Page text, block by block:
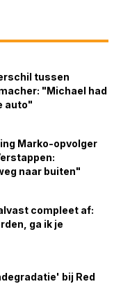
tussen
"Michael had
auto"
Marko-opvolger
naar buiten"
compleet af:
ga ik je
bij Red